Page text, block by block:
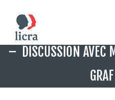
Aller
DISCUSSION AVEC
GRAF